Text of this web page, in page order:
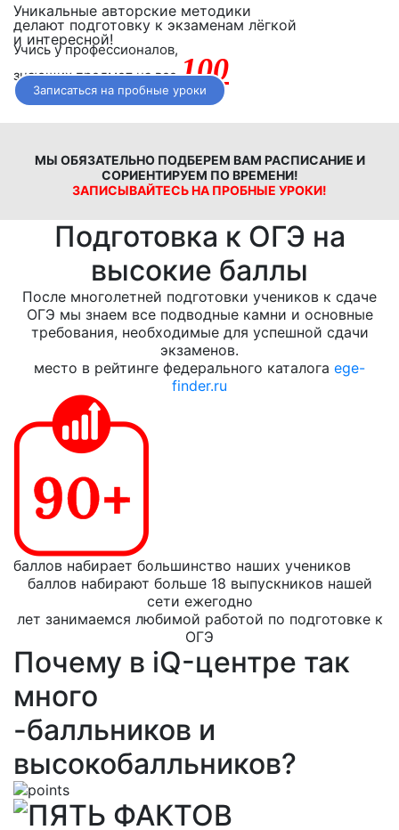
Уникальные авторские методики
делают подготовку к экзаменам лёгкой
и интересной!
Учись у профессионалов,
знающих предмет на все100
Записаться на пробные уроки
МЫ ОБЯЗАТЕЛЬНО ПОДБЕРЕМ ВАМ РАСПИСАНИЕ И
СОРИЕНТИРУЕМ ПО ВРЕМЕНИ!
ЗАПИСЫВАЙТЕСЬ НА ПРОБНЫЕ УРОКИ!
Подготовка к ОГЭ на
высокие баллы
После многолетней подготовки учеников к сдаче
ОГЭ мы знаем все подводные камни и основные
требования, необходимые для успешной сдачи
экзаменов.
место в рейтинге федерального каталога ege-
finder.ru
баллов набирает большинство наших учеников
баллов набирают больше 18 выпускников нашей
сети ежегодно
лет занимаемся любимой работой по подготовке к
ОГЭ
Почему в iQ-центре так
много
-балльников и
высокобалльников?